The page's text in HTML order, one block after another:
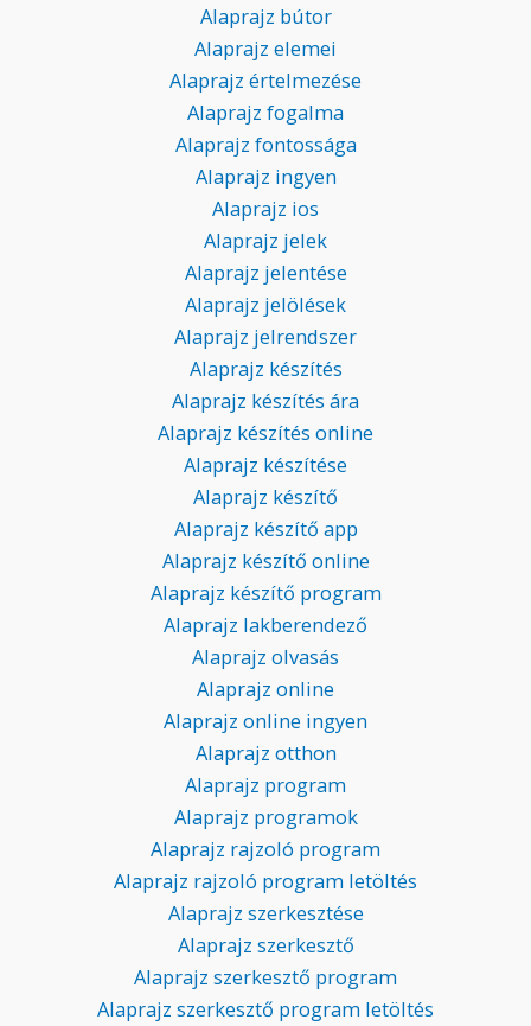
Alaprajz bútor
Alaprajz elemei
Alaprajz értelmezése
Alaprajz fogalma
Alaprajz fontossága
Alaprajz ingyen
Alaprajz ios
Alaprajz jelek
Alaprajz jelentése
Alaprajz jelölések
Alaprajz jelrendszer
Alaprajz készítés
Alaprajz készítés ára
Alaprajz készítés online
Alaprajz készítése
Alaprajz készítő
Alaprajz készítő app
Alaprajz készítő online
Alaprajz készítő program
Alaprajz lakberendező
Alaprajz olvasás
Alaprajz online
Alaprajz online ingyen
Alaprajz otthon
Alaprajz program
Alaprajz programok
Alaprajz rajzoló program
Alaprajz rajzoló program letöltés
Alaprajz szerkesztése
Alaprajz szerkesztő
Alaprajz szerkesztő program
Alaprajz szerkesztő program letöltés